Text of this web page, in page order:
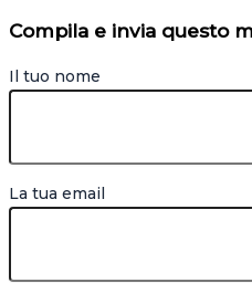
Compila e invia questo
Il tuo nome
La tua email